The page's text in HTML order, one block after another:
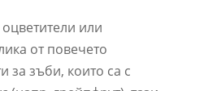
или
от повечето
за зъби, които са с